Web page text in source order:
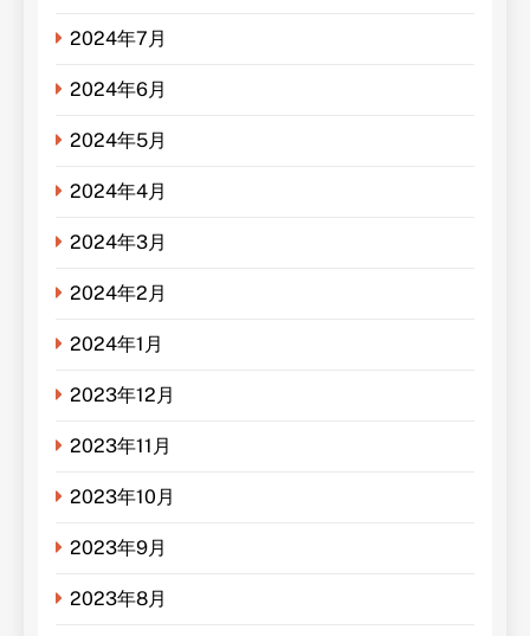
2024年7月
2024年6月
2024年5月
2024年4月
2024年3月
2024年2月
2024年1月
2023年12月
2023年11月
2023年10月
2023年9月
2023年8月